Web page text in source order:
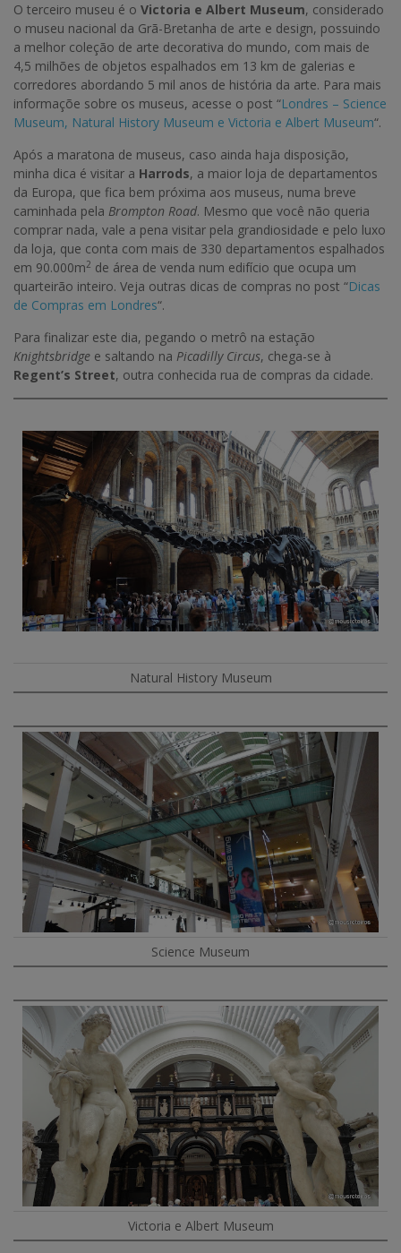
O terceiro museu é o Victoria e Albert Museum, considerado
o museu nacional da Grã-Bretanha de arte e design, possuindo
a melhor coleção de arte decorativa do mundo, com mais de
4,5 milhões de objetos espalhados em 13 km de galerias e
corredores abordando 5 mil anos de história da arte. Para mais
informaçõe sobre os museus, acesse o post “Londres – Science
Museum, Natural History Museum e Victoria e Albert Museum“.
Após a maratona de museus, caso ainda haja disposição,
minha dica é visitar a Harrods, a maior loja de departamentos
da Europa, que fica bem próxima aos museus, numa breve
caminhada pela Brompton Road. Mesmo que você não queria
comprar nada, vale a pena visitar pela grandiosidade e pelo luxo
da loja, que conta com mais de 330 departamentos espalhados
em 90.000m2 de área de venda num edifício que ocupa um
quarteirão inteiro. Veja outras dicas de compras no post “Dicas
de Compras em Londres“.
Para finalizar este dia, pegando o metrô na estação
Knightsbridge e saltando na Picadilly Circus, chega-se à
Regent’s Street, outra conhecida rua de compras da cidade.
Natural History Museum
Science Museum
Victoria e Albert Museum